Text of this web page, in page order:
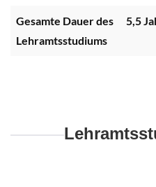
Gesamte Dauer des
Lehramtsstudiums
5,5